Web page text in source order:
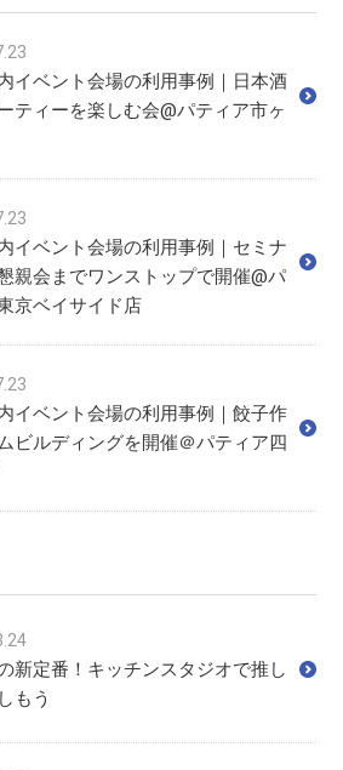
イベント会場の利用事例｜日本酒
ティーを楽しむ会@パティア市ヶ
イベント会場の利用事例｜セミナ
親会までワンストップで開催@パ
京ベイサイド店
イベント会場の利用事例｜餃子作
ビルディングを開催＠パティア四
新定番！キッチンスタジオで推し
もう